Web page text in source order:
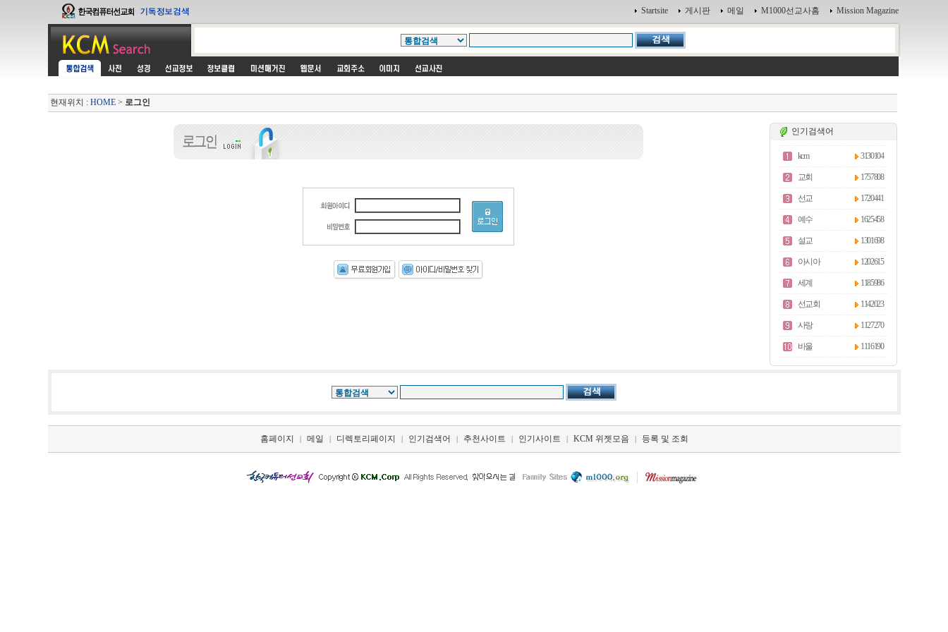
Startsite 게시판 메일 M1000선교사홈 Mission Magazine
현재위치 : HOME> 로그인
인기검색어
kcm 3130104
교회 1757808
선교 1720441
예수 1625458
설교 1301698
아시아 1202615
세계 1185986
선교회 1142023
사랑 1127270
바울 1116190
홈페이지 | 메일 | 디렉토리페이지 | 인기검색어 | 추천사이트 | 인기사이트 | KCM 위젯모음 | 등록 및 조회